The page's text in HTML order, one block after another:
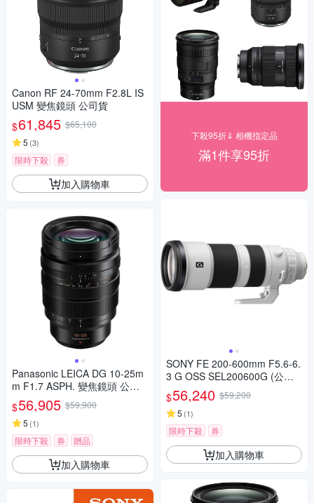
Canon RF 24-70mm F2.8L IS
USM 變焦鏡頭 公司貨
$61,845 $65,100
5 (3)
限時下殺 券
加入購物車
Panasonic LEICA DG 10-25m
m F1.7 ASPH. 變焦鏡頭 公司
貨
$56,905 $59,900
5 (1)
限時下殺 券 贈品
加入購物車
下殺95折⇓ 相機指定品
滿1件享95折
SONY FE 200-600mm F5.6-6.
3 G OSS SEL200600G (公司
貨)
$56,240 $59,200
5 (1)
限時下殺 券
加入購物車